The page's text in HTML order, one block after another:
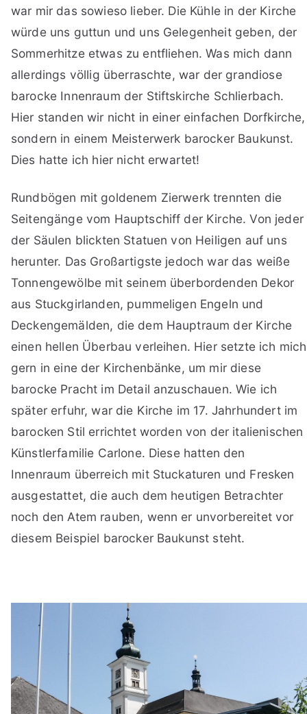
war mir das sowieso lieber. Die Kühle in der Kirche
würde uns guttun und uns Gelegenheit geben, der
Sommerhitze etwas zu entfliehen. Was mich dann
allerdings völlig überraschte, war der grandiose
barocke Innenraum der Stiftskirche Schlierbach.
Hier standen wir nicht in einer einfachen Dorfkirche,
sondern in einem Meisterwerk barocker Baukunst.
Dies hatte ich hier nicht erwartet!
Rundbögen mit goldenem Zierwerk trennten die
Seitengänge vom Hauptschiff der Kirche. Von jeder
der Säulen blickten Statuen von Heiligen auf uns
herunter. Das Großartigste jedoch war das weiße
Tonnengewölbe mit seinem überbordenden Dekor
aus Stuckgirlanden, pummeligen Engeln und
Deckengemälden, die dem Hauptraum der Kirche
einen hellen Überbau verleihen. Hier setzte ich mich
gern in eine der Kirchenbänke, um mir diese
barocke Pracht im Detail anzuschauen. Wie ich
später erfuhr, war die Kirche im 17. Jahrhundert im
barocken Stil errichtet worden von der italienischen
Künstlerfamilie Carlone. Diese hatten den
Innenraum überreich mit Stuckaturen und Fresken
ausgestattet, die auch dem heutigen Betrachter
noch den Atem rauben, wenn er unvorbereitet vor
diesem Beispiel barocker Baukunst steht.